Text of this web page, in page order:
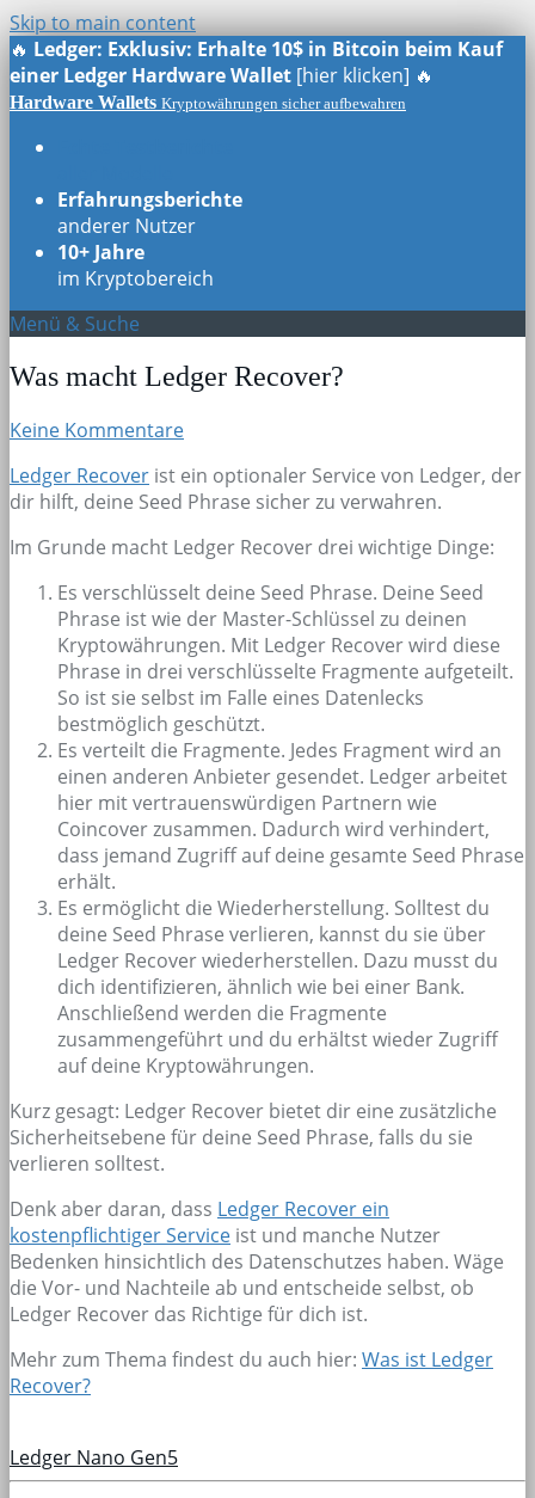
Skip to main content
🔥 Ledger: Exklusiv: Erhalte 10$ in Bitcoin beim Kauf
einer Ledger Hardware Wallet [hier klicken] 🔥
Hardware Wallets Kryptowährungen sicher aufbewahren
Erfahrungsberichte
anderer Nutzer
10+ Jahre
im Kryptobereich
Menü & Suche
Was macht Ledger Recover?
Keine Kommentare
Ledger Recover ist ein optionaler Service von Ledger, der
dir hilft, deine Seed Phrase sicher zu verwahren.
Im Grunde macht Ledger Recover drei wichtige Dinge:
Es verschlüsselt deine Seed Phrase. Deine Seed
Phrase ist wie der Master-Schlüssel zu deinen
Kryptowährungen. Mit Ledger Recover wird diese
Phrase in drei verschlüsselte Fragmente aufgeteilt.
So ist sie selbst im Falle eines Datenlecks
bestmöglich geschützt.
Es verteilt die Fragmente. Jedes Fragment wird an
einen anderen Anbieter gesendet. Ledger arbeitet
hier mit vertrauenswürdigen Partnern wie
Coincover zusammen. Dadurch wird verhindert,
dass jemand Zugriff auf deine gesamte Seed Phrase
erhält.
Es ermöglicht die Wiederherstellung. Solltest du
deine Seed Phrase verlieren, kannst du sie über
Ledger Recover wiederherstellen. Dazu musst du
dich identifizieren, ähnlich wie bei einer Bank.
Anschließend werden die Fragmente
zusammengeführt und du erhältst wieder Zugriff
auf deine Kryptowährungen.
Kurz gesagt: Ledger Recover bietet dir eine zusätzliche
Sicherheitsebene für deine Seed Phrase, falls du sie
verlieren solltest.
Denk aber daran, dass Ledger Recover ein
kostenpflichtiger Service ist und manche Nutzer
Bedenken hinsichtlich des Datenschutzes haben. Wäge
die Vor- und Nachteile ab und entscheide selbst, ob
Ledger Recover das Richtige für dich ist.
Mehr zum Thema findest du auch hier: Was ist Ledger
Recover?
Ledger Nano Gen5